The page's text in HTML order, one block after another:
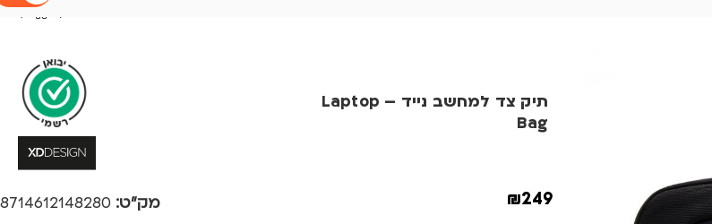
תיק צד למחשב נייד – Laptop
Bag
₪249 מק"ט: 8714612148280